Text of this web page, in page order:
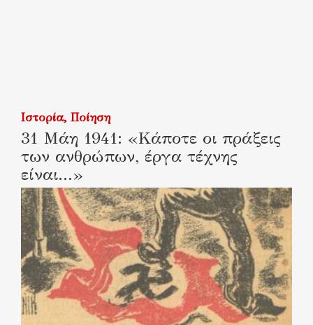
Ιστορία Ποίηση
31 Μάη 1941: «Κάποτε οι πράξεις
των ανθρώπων, έργα τέχνης
είναι…»